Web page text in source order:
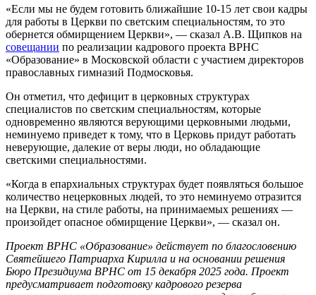
«Если мы не будем готовить ближайшие 10-15 лет свои кадры
для работы в Церкви по светским специальностям, то это
обернется обмирщением Церкви», — сказал А.В. Щипков на
совещании по реализации кадрового проекта ВРНС
«Образование» в Московской области с участием директоров
православных гимназий Подмосковья.
Он отметил, что дефицит в церковных структурах
специалистов по светским специальностям, которые
одновременно являются верующими церковными людьми,
неминуемо приведет к тому, что в Церковь придут работать
неверующие, далекие от веры люди, но обладающие
светскими специальностями.
«Когда в епархиальных структурах будет появляться большое
количество нецерковных людей, то это неминуемо отразится
на Церкви, на стиле работы, на принимаемых решениях —
произойдет опасное обмирщение Церкви», — сказал он.
Проект ВРНС «Образование» действует по благословению
Святейшего Патриарха Кирилла и на основании решения
Бюро Президиума ВРНС от 15 декабря 2025 года. Проект
предусматривает подготовку кадрового резерва